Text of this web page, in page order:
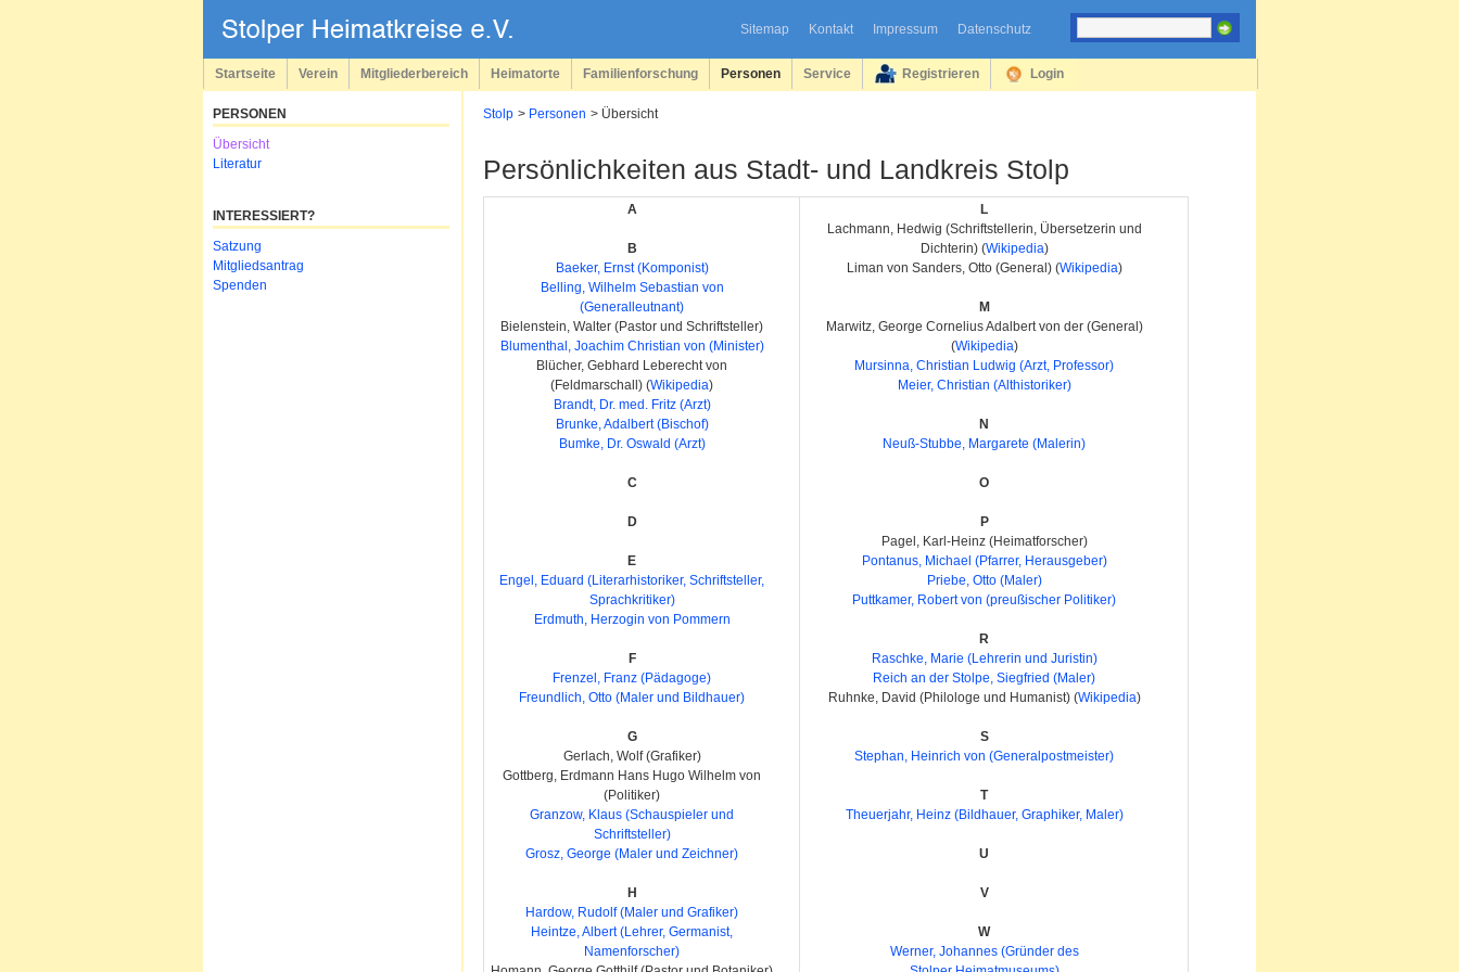
Sitemap Kontakt Impressum Datenschutz
überspringen
Startseite Verein Mitgliederbereich Heimatorte Familienforschung Personen Service Registrieren Login
Stolp Personen Übersicht
Persönlichkeiten aus Stadt- und Landkreis Stolp
A
B
Baeker, Ernst (Komponist)
Belling, Wilhelm Sebastian von
(Generalleutnant)
Bielenstein, Walter (Pastor und Schriftsteller)
Blumenthal, Joachim Christian von (Minister)
Blücher, Gebhard Leberecht von
(Feldmarschall) (Wikipedia)
Brandt, Dr. med. Fritz (Arzt)
Brunke, Adalbert (Bischof)
Bumke, Dr. Oswald (Arzt)
C
D
E
Engel, Eduard (Literarhistoriker, Schriftsteller,
Sprachkritiker)
Erdmuth, Herzogin von Pommern
F
Frenzel, Franz (Pädagoge)
Freundlich, Otto (Maler und Bildhauer)
G
Gerlach, Wolf (Grafiker)
Gottberg, Erdmann Hans Hugo Wilhelm von
(Politiker)
Granzow, Klaus (Schauspieler und
Schriftsteller)
Grosz, George (Maler und Zeichner)
H
Hardow, Rudolf (Maler und Grafiker)
Heintze, Albert (Lehrer, Germanist,
Namenforscher)
L
Lachmann, Hedwig (Schriftstellerin, Übersetzerin und
Dichterin) (Wikipedia)
Liman von Sanders, Otto (General) (Wikipedia)
M
Marwitz, George Cornelius Adalbert von der (General)
(Wikipedia)
Mursinna, Christian Ludwig (Arzt, Professor)
Meier, Christian (Althistoriker)
N
Neuß-Stubbe, Margarete (Malerin)
O
P
Pagel, Karl-Heinz (Heimatforscher)
Pontanus, Michael (Pfarrer, Herausgeber)
Priebe, Otto (Maler)
Puttkamer, Robert von (preußischer Politiker)
R
Raschke, Marie (Lehrerin und Juristin)
Reich an der Stolpe, Siegfried (Maler)
Ruhnke, David (Philologe und Humanist) (Wikipedia)
S
Stephan, Heinrich von (Generalpostmeister)
T
Theuerjahr, Heinz (Bildhauer, Graphiker, Maler)
U
V
W
Werner, Johannes (Gründer des
PERSONEN
Navigation
überspringen
Übersicht
Literatur
INTERESSIERT?
Navigation
überspringen
Satzung
Mitgliedsantrag
Spenden